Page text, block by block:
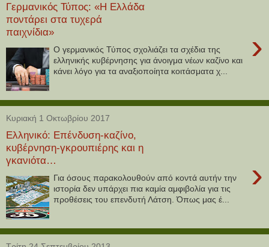
Γερμανικός Τύπος: «Η Ελλάδα
ποντάρει στα τυχερά
παιχνίδια»
›
Ο γερμανικός Τύπος σχολιάζει τα σχέδια της
ελληνικής κυβέρνησης για άνοιγμα νέων καζίνο και
κάνει λόγο για τα αναξιοποίητα κοιτάσματα χ...
Κυριακή 1 Οκτωβρίου 2017
Ελληνικό: Επένδυση-καζίνο,
κυβέρνηση-γκρουπιέρης και η
γκανιότα…
›
Για όσους παρακολουθούν από κοντά αυτήν την
ιστορία δεν υπάρχει πια καμία αμφιβολία για τις
προθέσεις του επενδυτή Λάτση. Όπως μας έ...